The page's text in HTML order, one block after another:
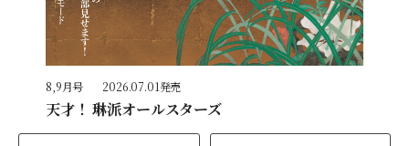
8,9月号 2026.07.01発売
天才！ 琳派オールスターズ